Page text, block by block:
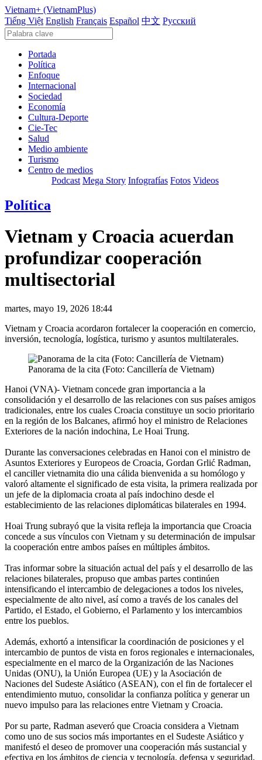
Vietnam+ (VietnamPlus)
Tiếng Việt English Français Español 中文 Русский
Portada
Política
Enfoque
Internacional
Sociedad
Economía
Cultura-Deporte
Cie-Tec
Salud
Medio ambiente
Turismo
Centro de medios
Podcast Mega Story Infografías Fotos Videos
Política
Vietnam y Croacia acuerdan
profundizar cooperación
multisectorial
martes, mayo 19, 2026 18:44
Vietnam y Croacia acordaron fortalecer la cooperación en comercio,
inversión, tecnología, logística, turismo y asuntos multilaterales.
Panorama de la cita (Foto: Cancillería de Vietnam)
Hanoi (VNA)- Vietnam concede gran importancia a la
consolidación y el desarrollo de las relaciones con sus países amigos
tradicionales, entre los cuales Croacia constituye un socio prioritario
en la región de los Balcanes, afirmó hoy el ministro de Relaciones
Exteriores de la nación indochina, Le Hoai Trung.
Durante las conversaciones celebradas en Hanoi con el ministro de
Asuntos Exteriores y Europeos de Croacia, Gordan Grlić Radman,
el canciller vietnamita dio una cálida bienvenida a su homólogo y
valoró altamente el significado de esta visita, la primera realizada por
un jefe de la diplomacia croata al país indochino desde el
establecimiento de las relaciones diplomáticas bilaterales en 1994.
Hoai Trung subrayó que la visita refleja la importancia que Croacia
concede a sus vínculos con Vietnam y su determinación de impulsar
la cooperación entre ambos países en múltiples ámbitos.
Tras informar sobre la situación actual del país y el desarrollo de las
relaciones bilaterales, propuso que ambas partes continúen
intensificando el intercambio de delegaciones a todos los niveles,
especialmente de alto nivel, así como a través de los canales del
Partido, el Estado, el Gobierno, el Parlamento y los intercambios
entre los pueblos.
Además, exhortó a intensificar la coordinación de posiciones y el
intercambio de puntos de vista en foros regionales e internacionales,
especialmente en el marco de la Organización de las Naciones
Unidas (ONU), la Unión Europea (UE) y la Asociación de
Naciones del Sudeste Asiático (ASEAN), con el fin de fortalecer el
entendimiento mutuo, consolidar la confianza política y generar un
nuevo impulso para las relaciones entre Vietnam y Croacia.
Por su parte, Radman aseveró que Croacia considera a Vietnam
como uno de sus socios más importantes en el Sudeste Asiático y
manifestó el deseo de promover una cooperación más sustancial y
efectiva en los ámbitos de ciencia y tecnología, defensa y seguridad,